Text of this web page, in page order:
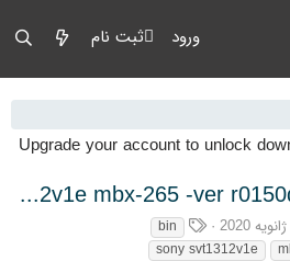
ورود ثبت نام
sony svt1312v1e mbx-265 -ver
شروع برچسب‌ها
bin
sony svt1312v1e